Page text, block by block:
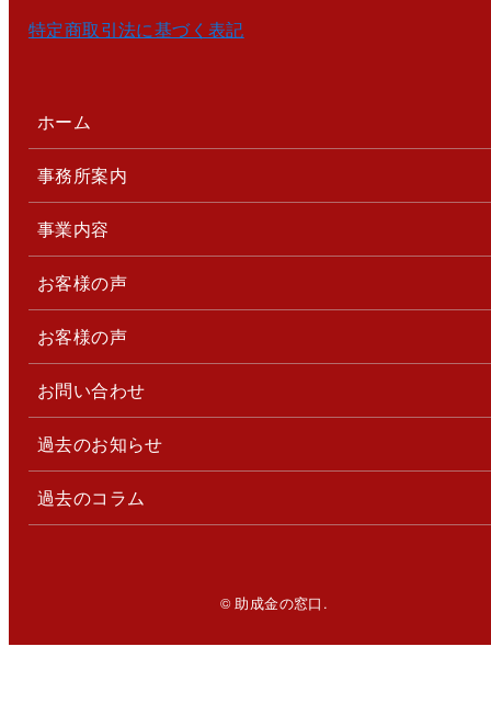
特定商取引法に基づく表記
ホーム
事務所案内
事業内容
お客様の声
お客様の声
お問い合わせ
過去のお知らせ
過去のコラム
© 助成金の窓口.